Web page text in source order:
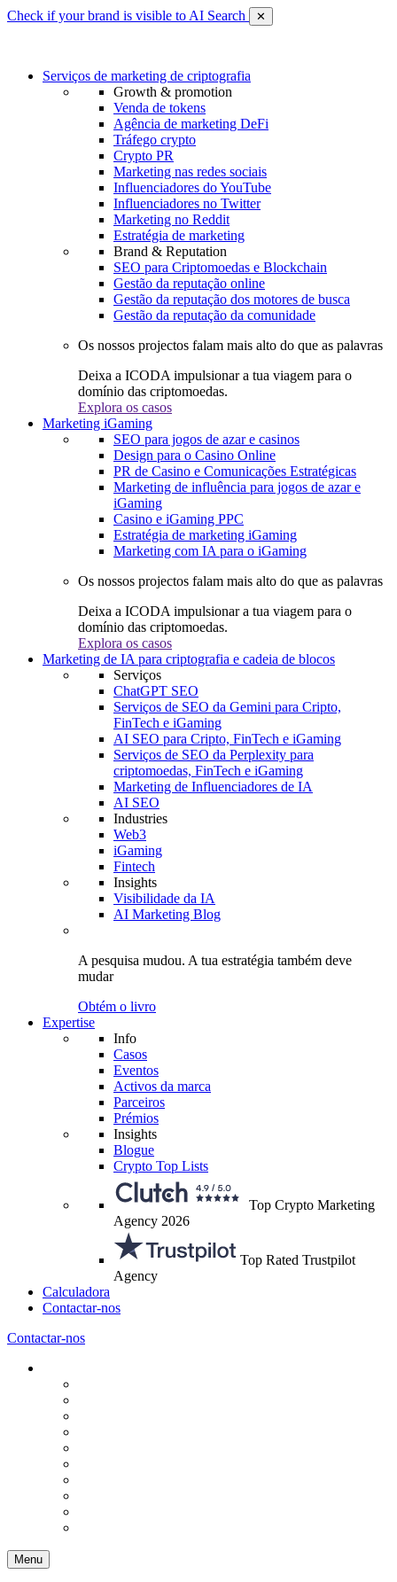
Check if your brand is visible to AI Search ✕
Serviços de marketing de criptografia
Growth & promotion
Venda de tokens
Agência de marketing DeFi
Tráfego crypto
Crypto PR
Marketing nas redes sociais
Influenciadores do YouTube
Influenciadores no Twitter
Marketing no Reddit
Estratégia de marketing
Brand & Reputation
SEO para Criptomoedas e Blockchain
Gestão da reputação online
Gestão da reputação dos motores de busca
Gestão da reputação da comunidade
Os nossos projectos falam mais alto do que as palavras
Deixa a ICODA impulsionar a tua viagem para o
domínio das criptomoedas.
Explora os casos
Marketing iGaming
SEO para jogos de azar e casinos
Design para o Casino Online
PR de Casino e Comunicações Estratégicas
Marketing de influência para jogos de azar e
iGaming
Casino e iGaming PPC
Estratégia de marketing iGaming
Marketing com IA para o iGaming
Os nossos projectos falam mais alto do que as palavras
Deixa a ICODA impulsionar a tua viagem para o
domínio das criptomoedas.
Explora os casos
Marketing de IA para criptografia e cadeia de blocos
Serviços
ChatGPT SEO
Serviços de SEO da Gemini para Cripto,
FinTech e iGaming
AI SEO para Cripto, FinTech e iGaming
Serviços de SEO da Perplexity para
criptomoedas, FinTech e iGaming
Marketing de Influenciadores de IA
AI SEO
Industries
Web3
iGaming
Fintech
Insights
Visibilidade da IA
AI Marketing Blog
A pesquisa mudou. A tua estratégia também deve
mudar
Obtém o livro
Expertise
Info
Casos
Eventos
Activos da marca
Parceiros
Prémios
Insights
Blogue
Crypto Top Lists
Top Crypto Marketing
Agency 2026
Top Rated Trustpilot
Agency
Calculadora
Contactar-nos
Contactar-nos
Menu